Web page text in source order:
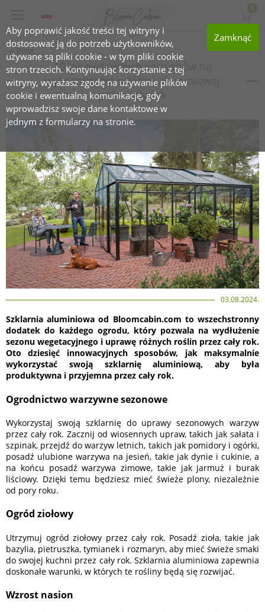
Aby poprawić jakość treści tej witryny i
dostosować ją do potrzeb użytkowników,
używane są pliki cookie - w tym pliki cookie
stron trzecich. Kontynuując korzystanie z tej
witryny, wyrażasz zgodę na używanie plików
cookie i ewentualną komunikację, gdy
wprowadzisz swoje dane kontaktowe w
jednym z formularzy na stronie.
Zamknąć
0
Blog
10 innowacyjnych sposobów na
wykorzystanie szklarni aluminiowej
przez cały rok
03.08.2024.
Szklarnia aluminiowa od Bloomcabin.com to wszechstronny
dodatek do każdego ogrodu, który pozwala na wydłużenie
sezonu wegetacyjnego i uprawę różnych roślin przez cały rok.
Oto dziesięć innowacyjnych sposobów, jak maksymalnie
wykorzystać swoją szklarnię aluminiową, aby była
produktywna i przyjemna przez cały rok.
Ogrodnictwo warzywne sezonowe
Wykorzystaj swoją szklarnię do uprawy sezonowych warzyw
przez cały rok. Zacznij od wiosennych upraw, takich jak sałata i
szpinak, przejdź do warzyw letnich, takich jak pomidory i ogórki,
posadź ulubione warzywa na jesień, takie jak dynie i cukinie, a
na końcu posadź warzywa zimowe, takie jak jarmuż i burak
liściowy. Dzięki temu będziesz mieć świeże plony, niezależnie
od pory roku.
Ogród ziołowy
Utrzymuj ogród ziołowy przez cały rok. Posadź zioła, takie jak
bazylia, pietruszka, tymianek i rozmaryn, aby mieć świeże smaki
do swojej kuchni przez cały rok. Szklarnia aluminiowa zapewnia
doskonałe warunki, w których te rośliny będą się rozwijać.
Wzrost nasion